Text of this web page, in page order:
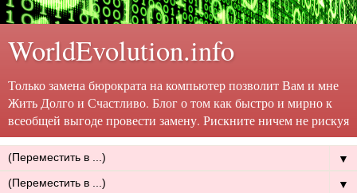
WorldEvolution.info
Только замена бюрократа на компьютер позволит Вам и мне
Жить Долго и Счастливо. Блог о том как быстро и мирно к
всеобщей выгоде провести замену. Рискните ничем не рискуя
▼
▼